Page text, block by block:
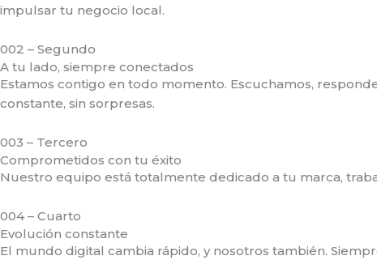
impulsar tu negocio local.
002 – Segundo
A tu lado, siempre conectados
Estamos contigo en todo momento. Escuchamos,
constante, sin sorpresas.
003 – Tercero
Comprometidos con tu éxito
Nuestro equipo está totalmente dedicado a tu marca,
004 – Cuarto
Evolución constante
El mundo digital cambia rápido, y nosotros también.